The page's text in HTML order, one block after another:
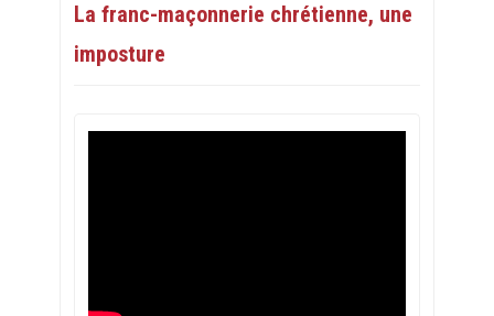
La franc-maçonnerie chrétienne, une
imposture